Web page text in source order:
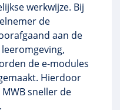
werkwijze. Bij
de
aan de
de e-modules
Hierdoor
sneller de